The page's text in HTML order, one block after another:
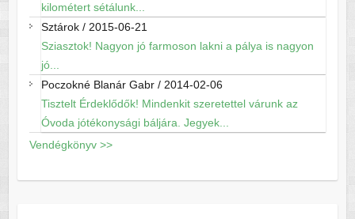
kilométert sétálunk...
Sztárok/ 2015-06-21
Sziasztok! Nagyon jó farmoson lakni a pálya is nagyon
jó...
Poczokné Blanár Gabr/ 2014-02-06
Tisztelt Érdeklődők! Mindenkit szeretettel várunk az
Óvoda jótékonysági báljára. Jegyek...
Vendégkönyv >>